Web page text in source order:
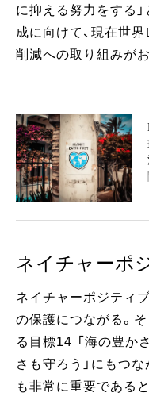
に抑える努力をする
成に向けて、現在世
削減への取り組みが
ネイチャーポ
ネイチャーポジティ
の保護につながる。
る目標14 「海の豊か
さも守ろう」にもつ
も非常に重要である